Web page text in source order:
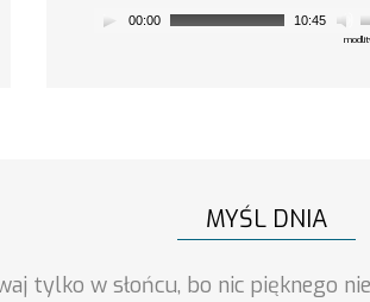
00:00 10:45
MYŚL DNIA
tylko w słońcu, bo nic pięknego